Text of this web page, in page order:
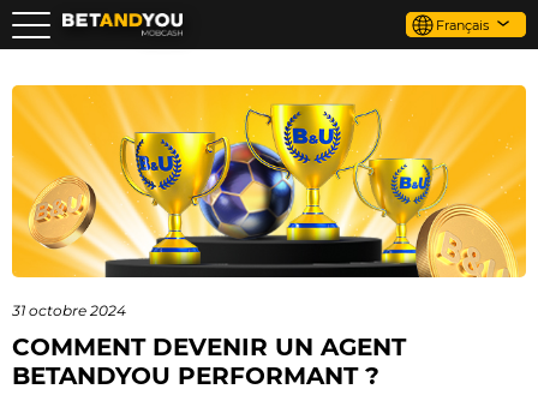
Français
31 octobre 2024
COMMENT DEVENIR UN AGENT
BETANDYOU PERFORMANT ?